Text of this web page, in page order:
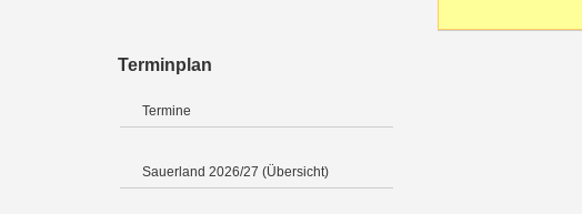
Terminplan
Termine
Sauerland 2026/27 (Übersicht)